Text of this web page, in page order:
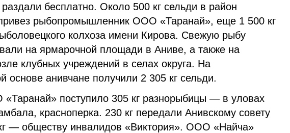
бесплатно. Около 500 кг сельди в район
рыбопромышленник ООО «Таранай», еще 1 500 кг
колхоза имени Кирова. Свежую рыбу
на ярмарочной площади в Аниве, а также на
клубных учреждений в селах округа. На
основе анивчане получили 2 305 кг сельди.
поступило 305 кг разнорыбицы — в уловах
красноперка. 230 кг передали Анивскому совету
— обществу инвалидов «Виктория». ООО «Найча»